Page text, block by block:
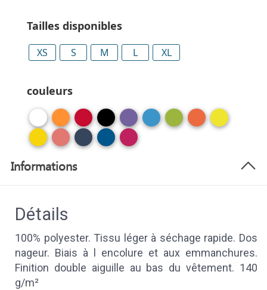
Tailles disponibles
XS S M L XL
couleurs
Informations
Détails
100% polyester. Tissu léger à séchage rapide. Dos
nageur. Biais à l encolure et aux emmanchures.
Finition double aiguille au bas du vêtement. 140
g/m²